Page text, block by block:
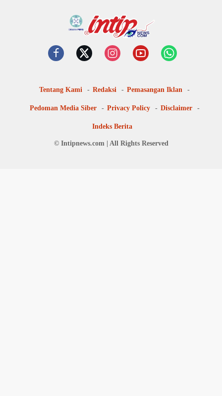
Tentang Kami Redaksi Pemasangan Iklan
Pedoman Media Siber Privacy Policy Disclaimer
Indeks Berita
© Intipnews.com | All Rights Reserved